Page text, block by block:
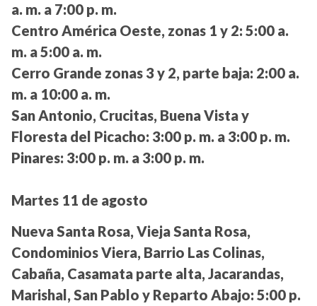
a. m. a 7:00 p. m.
Centro América Oeste, zonas 1 y 2: 5:00 a.
m. a 5:00 a. m.
Cerro Grande zonas 3 y 2, parte baja: 2:00 a.
m. a 10:00 a. m.
San Antonio, Crucitas, Buena Vista y
Floresta del Picacho: 3:00 p. m. a 3:00 p. m.
Pinares: 3:00 p. m. a 3:00 p. m.
Martes 11 de agosto
Nueva Santa Rosa, Vieja Santa Rosa,
Condominios Viera, Barrio Las Colinas,
Cabaña, Casamata parte alta, Jacarandas,
Marishal, San Pablo y Reparto Abajo: 5:00 p.